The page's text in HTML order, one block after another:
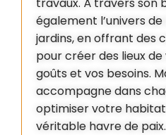
également l’univers
jardins, en offrant des
pour créer des lieux
goûts et vos besoins.
accompagne dans
optimiser votre
véritable havre de paix.